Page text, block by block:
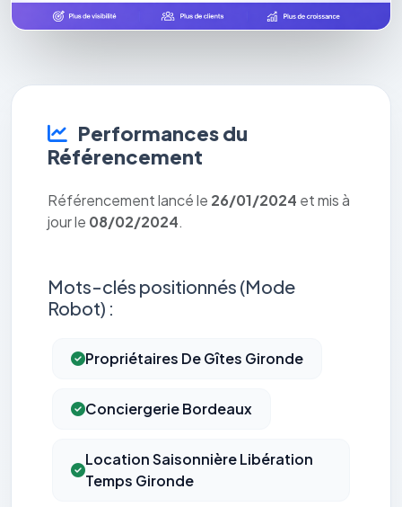
Performances du
Référencement
Référencement lancé le 26/01/2024 et mis à
jour le 08/02/2024.
Mots-clés positionnés (Mode
Robot) :
Propriétaires De Gîtes Gironde
Conciergerie Bordeaux
Location Saisonnière Libération
Temps Gironde